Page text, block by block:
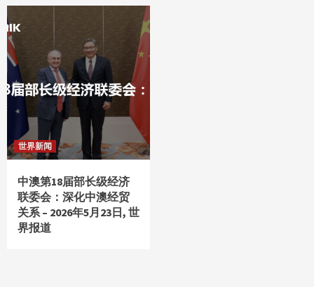
世界新闻
中澳第18届部长级经济
联委会：深化中澳经贸
关系 – 2026年5月23日, 世
界报道